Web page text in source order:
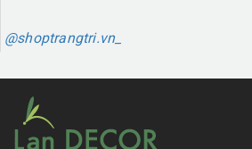
@shoptrangtri.vn_